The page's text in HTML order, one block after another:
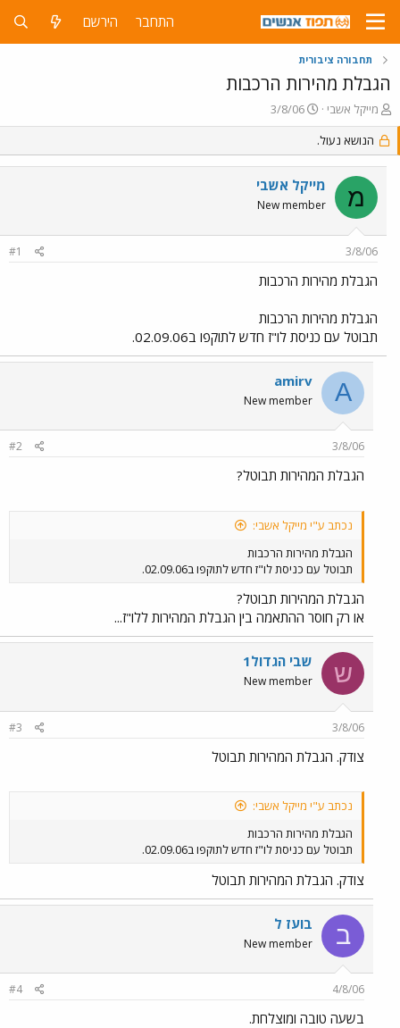
התחבר הירשם
תחבורה ציבורית
הגבלת מהירות הרכבות
פ
ו
ת
ח
נ
ו
א
מייקל אשבי
פ
ו
ס
ב
ת
ר
3/8/06
הנושא נעול.
מ מייקל אשבי
New member
3/8/06
#1
הגבלת מהירות הרכבות
הגבלת מהירות הרכבות
תבוטל עם כניסת לו"ז חדש לתוקפו ב02.09.06.
A
amirv
New member
3/8/06
#2
הגבלת המהירות תבוטל?
נכתב ע"י מייקל אשבי:
הגבלת מהירות הרכבות
תבוטל עם כניסת לו"ז חדש לתוקפו ב02.09.06.
הגבלת המהירות תבוטל?
או רק חוסר ההתאמה בין הגבלת המהירות ללו"ז...
ש שבי הגדול1
New member
3/8/06
#3
צודק. הגבלת המהירות תבוטל
נכתב ע"י מייקל אשבי:
הגבלת מהירות הרכבות
תבוטל עם כניסת לו"ז חדש לתוקפו ב02.09.06.
צודק. הגבלת המהירות תבוטל
ב בועז ל
New member
4/8/06
#4
בשעה טובה ומוצלחת.